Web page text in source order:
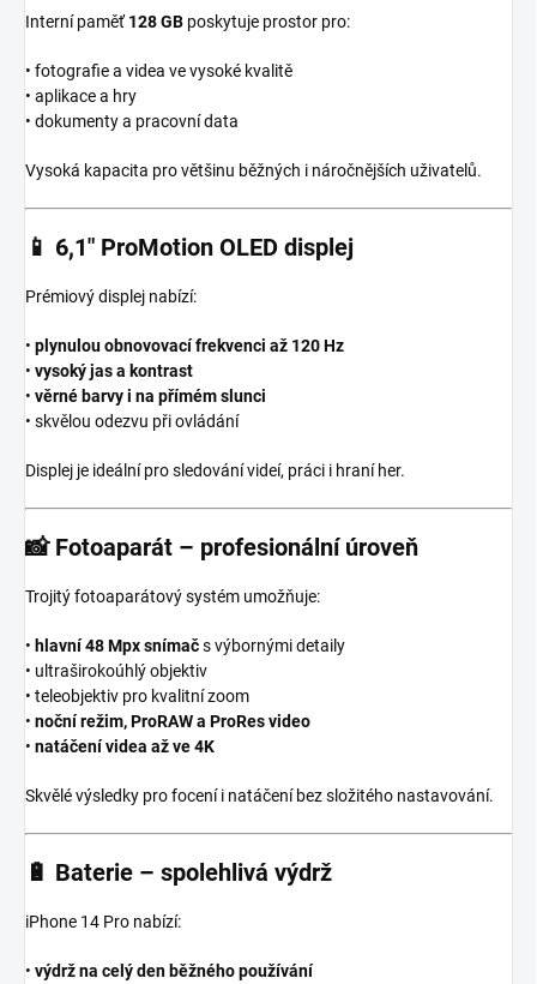
Interní paměť128 GB poskytuje prostor pro:
• fotografie a videa ve vysoké kvalitě
• aplikace a hry
• dokumenty a pracovní data
Vysoká kapacita pro většinu běžných i náročnějších uživatelů.
📱 6,1″ ProMotion OLED displej
Prémiový displej nabízí:
• plynulou obnovovací frekvenci až 120 Hz
• vysoký jas a kontrast
• věrné barvy i na přímém slunci
• skvělou odezvu při ovládání
Displej je ideální pro sledování videí, práci i hraní her.
📸 Fotoaparát – profesionální úroveň
Trojitý fotoaparátový systém umožňuje:
• hlavní 48 Mpx snímačs výbornými detaily
• ultraširokoúhlý objektiv
• teleobjektiv pro kvalitní zoom
• noční režim, ProRAW a ProRes video
• natáčení videa až ve 4K
Skvělé výsledky pro focení i natáčení bez složitého nastavování.
🔋 Baterie – spolehlivá výdrž
iPhone 14 Pro nabízí:
• výdrž na celý den běžného používání